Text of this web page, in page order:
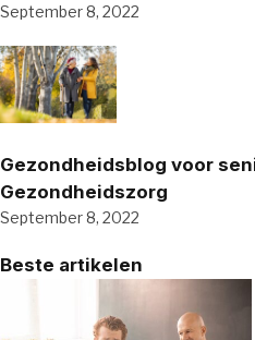
September 8, 2022
Gezondheidsblog voor
Gezondheidszorg
September 8, 2022
Beste artikelen